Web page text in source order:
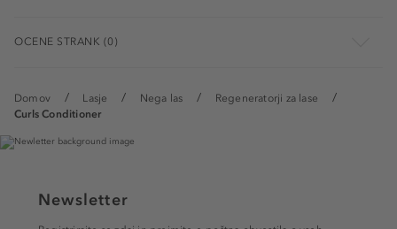
Domov Lasje Nega las
Regeneratorji za lase
Curls Conditioner
OCENE STRANK (0)
Newsletter